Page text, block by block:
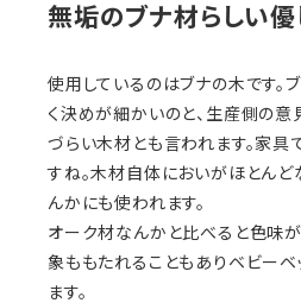
無垢のブナ材らしい優
使用しているのはブナの木です。
く決めが細かいのと、生産側の
づらい木材とも言われます。家具
すね。木材自体においがほとんど
んかにも使われます。
オーク材なんかと比べると色味
象ももたれることもありベビーベ
ます。